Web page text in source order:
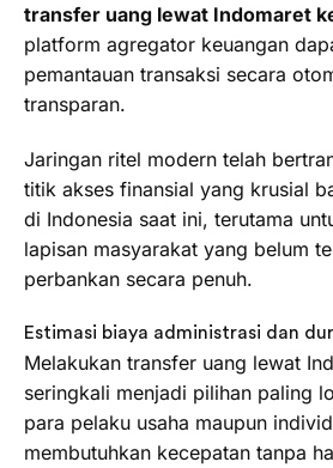
transfer uang lewat Indomaret
platform agregator keuangan
pemantauan transaksi secara
transparan.
Jaringan ritel modern telah
titik akses finansial yang krusial
di Indonesia saat ini, terutama
lapisan masyarakat yang belum
perbankan secara penuh.
Estimasi biaya administrasi dan
Melakukan transfer uang lewat
seringkali menjadi pilihan paling
para pelaku usaha maupun
membutuhkan kecepatan tanpa